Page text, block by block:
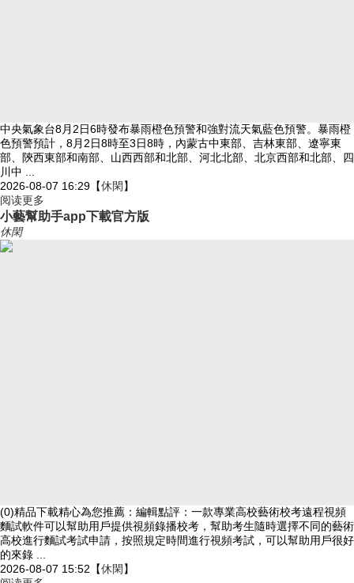
中央氣象台8月2日6時發布暴雨橙色預警和強對流天氣藍色預警。暴雨橙
色預警預計，8月2日8時至3日8時，內蒙古中東部、吉林東部、遼寧東
部、陝西東部和南部、山西西部和北部、河北北部、北京西部和北部、四
川中 ...
2026-08-07 16:29 【休閑 】
阅读更多
小藝幫助手app下載官方版
休閑
(0)精品下載精心為您推薦：編輯點評：一款專業高校藝術校考遠程視頻
麵試軟件可以幫助用戶提供視頻錄播校考，幫助考生隨時選擇不同的藝術
高校進行麵試考試申請，按照規定時間進行視頻考試，可以幫助用戶很好
的來錄 ...
2026-08-07 15:52 【休閑 】